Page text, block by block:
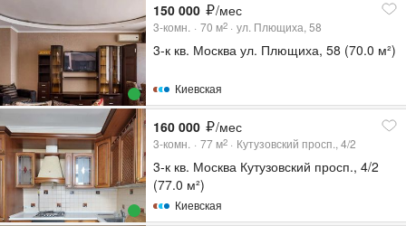
150 000 /мес
3-комн. 70 м2 ул. Плющиха, 58
3-к кв. Москва ул. Плющиха, 58 (70.0 м²)
Киевская
160 000 /мес
3-комн. 77 м2 Кутузовский просп., 4/2
3-к кв. Москва Кутузовский просп., 4/2
(77.0 м²)
Киевская